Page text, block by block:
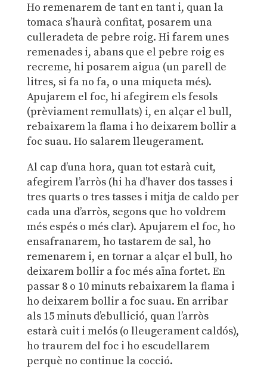
Ho remenarem de tant en tant i, quan la
tomaca s’haurà confitat, posarem una
culleradeta de pebre roig. Hi farem unes
remenades i, abans que el pebre roig es
recreme, hi posarem aigua (un parell de
litres, si fa no fa, o una miqueta més).
Apujarem el foc, hi afegirem els fesols
(prèviament remullats) i, en alçar el bull,
rebaixarem la flama i ho deixarem bollir a
foc suau. Ho salarem lleugerament.
Al cap d’una hora, quan tot estarà cuit,
afegirem l’arròs (hi ha d’haver dos tasses i
tres quarts o tres tasses i mitja de caldo per
cada una d’arròs, segons que ho voldrem
més espés o més clar). Apujarem el foc, ho
ensafranarem, ho tastarem de sal, ho
remenarem i, en tornar a alçar el bull, ho
deixarem bollir a foc més aïna fortet. En
passar 8 o 10 minuts rebaixarem la flama i
ho deixarem bollir a foc suau. En arribar
als 15 minuts d’ebullició, quan l’arròs
estarà cuit i melós (o lleugerament caldós),
ho traurem del foc i ho escudellarem
perquè no continue la cocció.